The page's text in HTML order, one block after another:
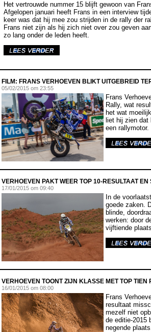
Het vertrouwde nummer 15 blijft gewoon van
Afgelopen januari heeft Frans in een interview
keer was dat hij mee zou strijden in de rally der
Frans niet zijn als hij zich niet over zou geven
zo lang onder de leden heeft.
FILM: FRANS VERHOEVEN BLIKT UITGEBREID
05/02/2015 om 23:55
Frans
Rally, wat
het wat
liet hij zien
een rallymotor.
VERHOEVEN PAKT WEER TOP 10-RESULTAAT
17/01/2015 om 09:40
In de
goede zaken.
blinde,
werken: door
vijftiende
VERHOEVEN TOONT ZIJN KLASSE MET TOP TIEN
16/01/2015 om 08:00
Frans
resultaat
mezelf niet
de editie-2015
negende